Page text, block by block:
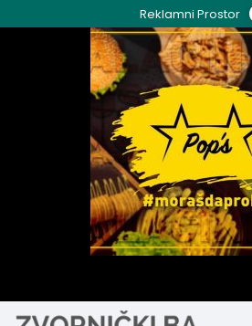
to
Reklamni Prostor